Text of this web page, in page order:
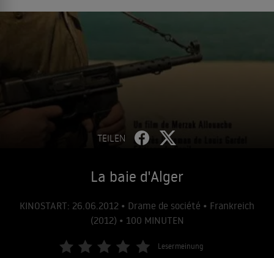
TEILEN
La baie d'Alger
KINOSTART: 26.06.2012 • Drame de société • Frankreich
(2012) • 100 MINUTEN
Lesermeinung